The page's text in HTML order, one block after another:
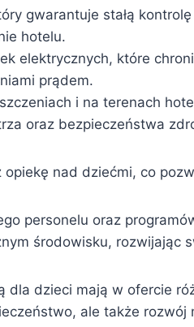
gwarantuje stałą
hotelu.
elektrycznych, które
prądem.
i na terenach
oraz bezpieczeństwa
nad dziećmi, co
personelu oraz
środowisku, rozwijając
dla dzieci mają w ofercie
ale także